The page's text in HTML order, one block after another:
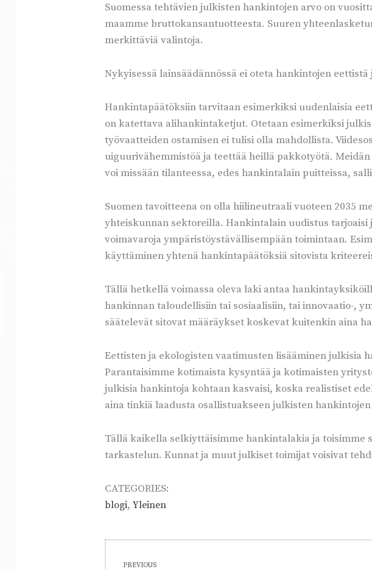
Suomessa tehtävien julkisten hankintojen arvo on
maamme bruttokansantuotteesta. Suuren
merkittäviä valintoja.
Nykyisessä lainsäädännössä ei oteta hankintojen
Hankintapäätöksiin tarvitaan esimerkiksi uudenlaisia
on katettava alihankintaketjut. Otetaan esimerkiksi
työvaatteiden ostamisen ei tulisi olla mahdollista.
uiguurivähemmistöä ja teettää heillä pakkotyötä.
voi missään tilanteessa, edes hankintalain puitteissa,
Suomen tavoitteena on olla hiilineutraali vuoteen 2035
yhteiskunnan sektoreilla. Hankintalain uudistus
voimavaroja ympäristöystävällisempään toimintaan.
käyttäminen yhtenä hankintapäätöksiä sitovista
Tällä hetkellä voimassa oleva laki antaa
hankinnan taloudellisiin tai sosiaalisiin, tai innovaatio-,
säätelevät sitovat määräykset koskevat kuitenkin aina
Eettisten ja ekologisten vaatimusten lisääminen julkisia
Parantaisimme kotimaista kysyntää ja kotimaisten
julkisia hankintoja kohtaan kasvaisi, koska realistiset
aina tinkiä laadusta osallistuakseen julkisten
Tällä kaikella selkiyttäisimme hankintalakia ja
tarkastelun. Kunnat ja muut julkiset toimijat voisivat
CATEGORIES:
blogi, Yleinen
PREVIOUS